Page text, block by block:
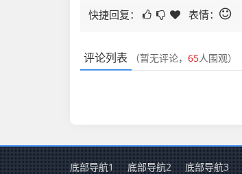
快捷回复： 表情：
评论列表 （暂无评论， 65人围观）
底部导航1 底部导航2 底部导航3